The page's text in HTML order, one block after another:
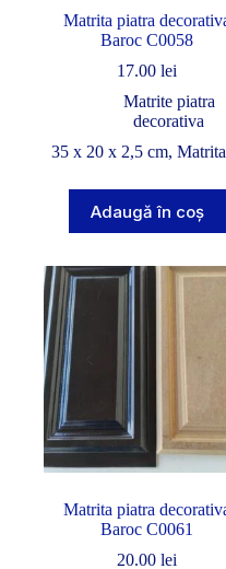
Matrita piatra
Baroc C0058
17.00 lei
Matrite piatra
decorativa
35 x 20 x 2,5 cm,
Adaugă în coș
Matrita piatra
Baroc C0061
20.00 lei